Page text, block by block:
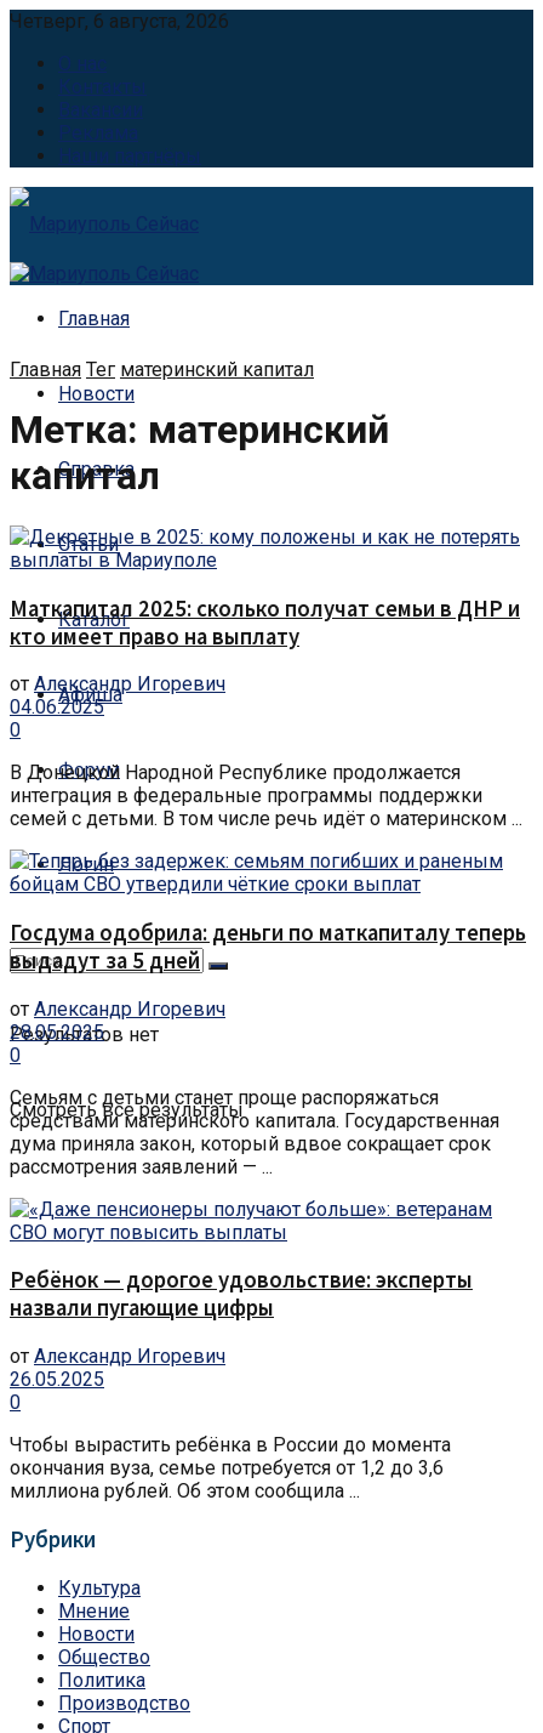
Четверг, 6 августа, 2026
О нас
Контакты
Вакансии
Реклама
Наши партнёры
Главная
Новости
Справка
Статьи
Каталог
Афиша
Форум
Логин
Результатов нет
Смотреть все результаты
Главная Тег материнский капитал
Метка: материнский
капитал
Маткапитал 2025: сколько получат семьи в ДНР и
кто имеет право на выплату
от Александр Игоревич
04.06.2025
0
В Донецкой Народной Республике продолжается
интеграция в федеральные программы поддержки
семей с детьми. В том числе речь идёт о материнском ...
Госдума одобрила: деньги по маткапиталу теперь
выдадут за 5 дней
от Александр Игоревич
28.05.2025
0
Семьям с детьми станет проще распоряжаться
средствами материнского капитала. Государственная
дума приняла закон, который вдвое сокращает срок
рассмотрения заявлений — ...
Ребёнок — дорогое удовольствие: эксперты
назвали пугающие цифры
от Александр Игоревич
26.05.2025
0
Чтобы вырастить ребёнка в России до момента
окончания вуза, семье потребуется от 1,2 до 3,6
миллиона рублей. Об этом сообщила ...
Рубрики
Культура
Мнение
Новости
Общество
Политика
Производство
Спорт